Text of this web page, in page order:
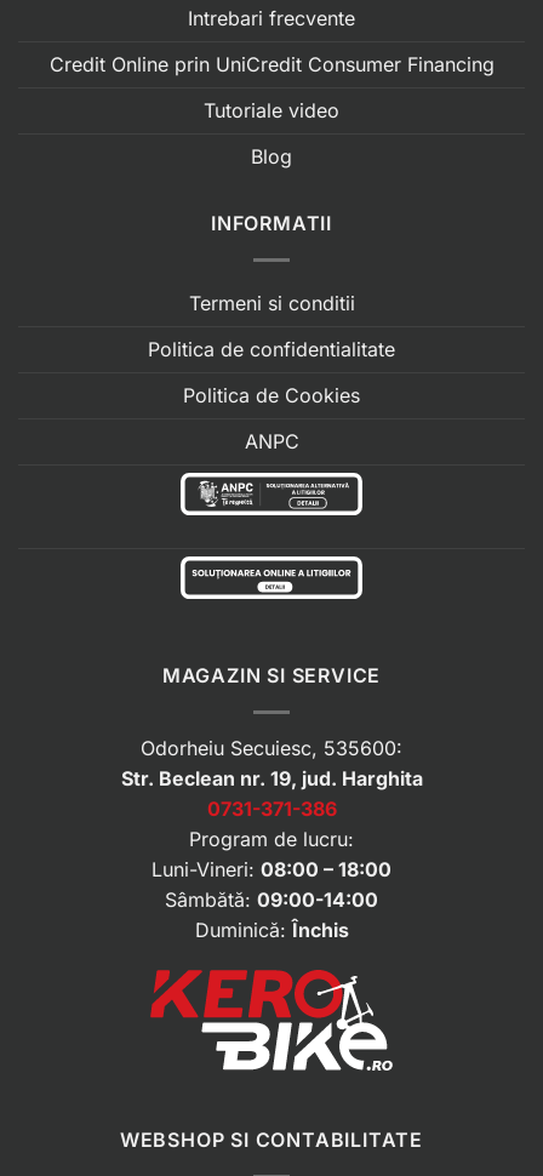
Intrebari frecvente
Credit Online prin UniCredit Consumer Financing
Tutoriale video
Blog
INFORMATII
Termeni si conditii
Politica de confidentialitate
Politica de Cookies
ANPC
MAGAZIN SI SERVICE
Odorheiu Secuiesc, 535600:
Str. Beclean nr. 19, jud. Harghita
0731-371-386
Program de lucru:
Luni-Vineri: 08:00 – 18:00
Sâmbătă: 09:00-14:00
Duminică:Închis
WEBSHOP SI CONTABILITATE